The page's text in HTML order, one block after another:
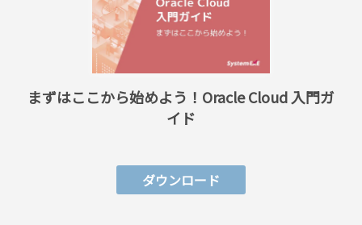
まずはここから始めよう！ Oracle Cloud 入門ガ
イド
ダウンロード